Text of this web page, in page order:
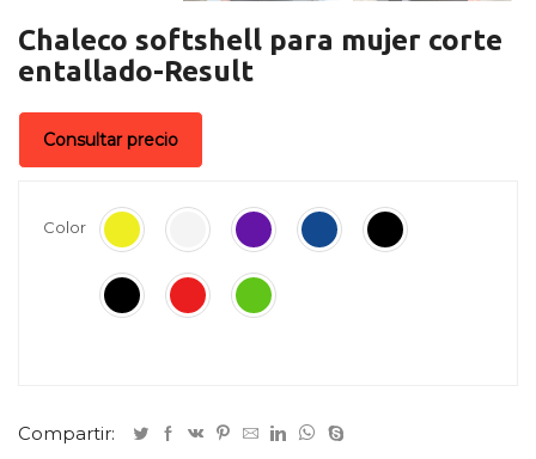
Chaleco softshell para mujer corte
entallado-Result
Consultar precio
Color
Compartir: